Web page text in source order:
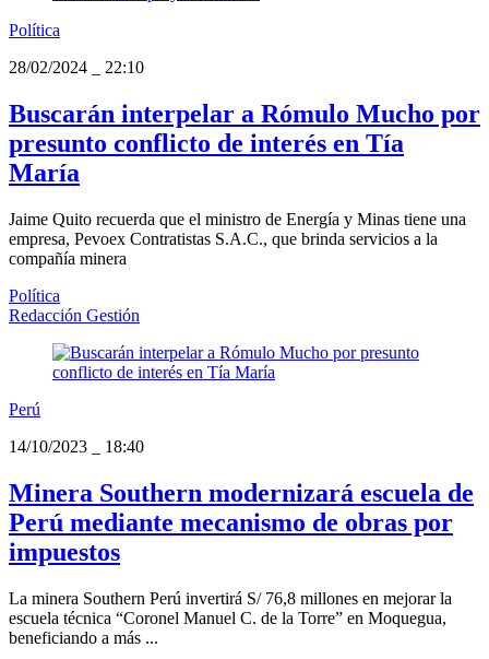
Política
28/02/2024
22:10
Buscarán interpelar a Rómulo Mucho por
presunto conflicto de interés en Tía
María
Jaime Quito recuerda que el ministro de Energía y Minas tiene una
empresa, Pevoex Contratistas S.A.C., que brinda servicios a la
compañía minera
Política
Redacción Gestión
Perú
14/10/2023
18:40
Minera Southern modernizará escuela de
Perú mediante mecanismo de obras por
impuestos
La minera Southern Perú invertirá S/ 76,8 millones en mejorar la
escuela técnica “Coronel Manuel C. de la Torre” en Moquegua,
beneficiando a más ...